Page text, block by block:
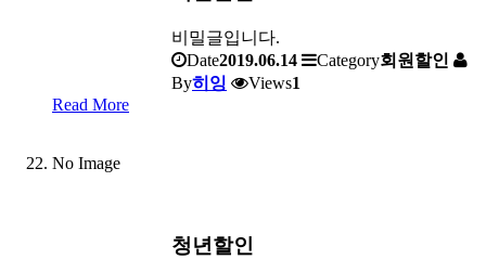
비밀글입니다.
Date2019.06.14 Category회원할인
By히잉 Views1
Read More
No Image
청년할인